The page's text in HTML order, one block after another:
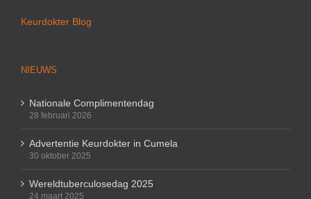
Keurdokter Blog
NIEUWS
Nationale Complimentendag
28 februari 2026
Advertentie Keurdokter in Cumela
30 oktober 2025
Wereldtuberculosedag 2025
24 maart 2025